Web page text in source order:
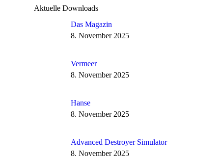
Aktuelle Downloads
Das Magazin
8. November 2025
Vermeer
8. November 2025
Hanse
8. November 2025
Advanced Destroyer Simulator
8. November 2025